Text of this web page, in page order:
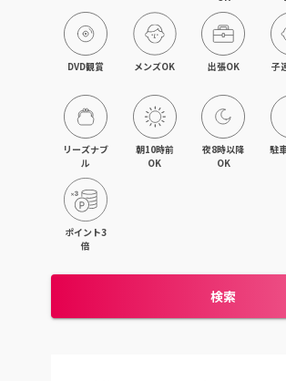
成田・佐倉・ユーカリが丘
銚子・旭
茂原・東金・成東
稲毛・稲毛海岸
DVD観賞 メンズOK 出張OK 子
リーズナブ
ル
朝10時前
OK
夜8時以降
OK
駐
ポイント3
倍
検索